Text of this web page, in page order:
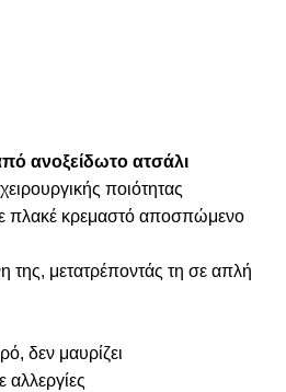
ανοξείδωτο ατσάλι
ποιότητας
πλακέ κρεμαστό αποσπώμενο
της, μετατρέποντάς τη σε απλή
δεν μαυρίζει
αλλεργίες